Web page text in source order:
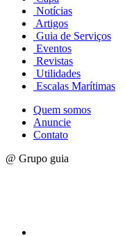
Notícias
Artigos
Guia de Serviços
Eventos
Revistas
Utilidades
Escalas Marítimas
Quem somos
Anuncie
Contato
@ Grupo guia